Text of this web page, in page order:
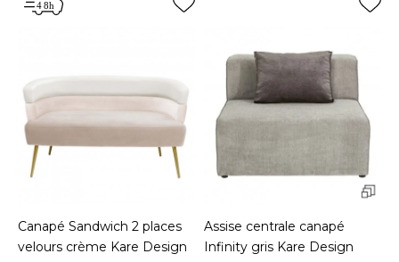
Canapé Sandwich 2 places
velours crème Kare Design
Assise centrale canapé
Infinity gris Kare Design